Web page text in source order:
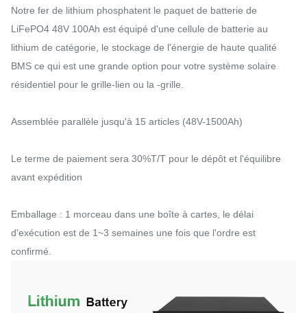
Notre fer de lithium phosphatent le paquet de batterie de
LiFePO4 48V 100Ah est équipé d'une cellule de batterie au
lithium de catégorie, le stockage de l'énergie de haute qualité
BMS ce qui est une grande option pour votre système solaire
résidentiel pour le grille-lien ou la -grille.
Assemblée parallèle jusqu'à 15 articles (48V-1500Ah)
Le terme de paiement sera 30%T/T pour le dépôt et l'équilibre
avant expédition
Emballage : 1 morceau dans une boîte à cartes, le délai
d'exécution est de 1~3 semaines une fois que l'ordre est
confirmé.